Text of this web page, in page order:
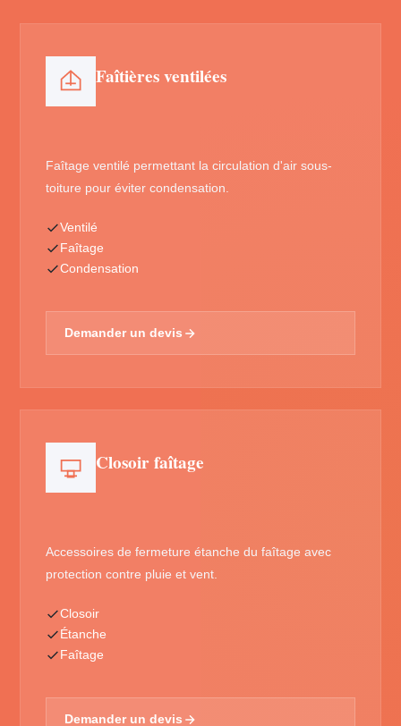
Faîtières ventilées
Faîtage ventilé permettant la circulation d'air sous-
toiture pour éviter condensation.
Ventilé
Faîtage
Condensation
Demander un devis
Closoir faîtage
Accessoires de fermeture étanche du faîtage avec
protection contre pluie et vent.
Closoir
Étanche
Faîtage
Demander un devis